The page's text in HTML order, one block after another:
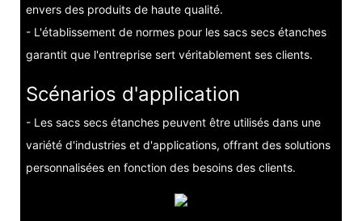
envers des produits de haute qualité.
- L'établissement de normes pour les sacs secs étanches
garantit que l'entreprise sert véritablement ses clients.
Scénarios d'application
- Les sacs secs étanches peuvent être utilisés dans une
variété d'industries et d'applications, offrant des solutions
personnalisées en fonction des besoins des clients.